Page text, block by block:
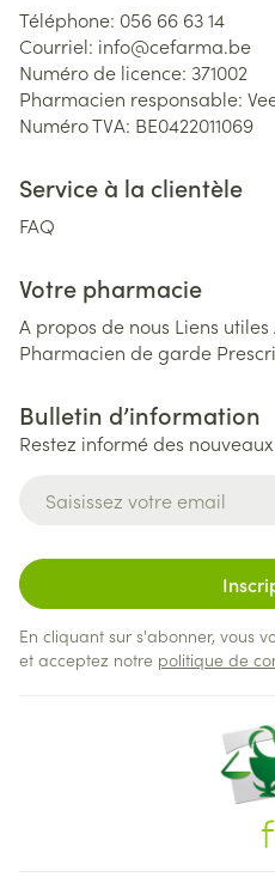
Téléphone: 056 66 63 14
Courriel: info@cefarma.be
Numéro de licence: 371002
Pharmacien responsable:
Numéro TVA: BE0422011069
Service à la clientèle
FAQ
Votre pharmacie
A propos de nous Liens utiles
Pharmacien de garde
Bulletin d’information
Restez informé des
En cliquant sur s'abonner, vous
et acceptez notre politique de